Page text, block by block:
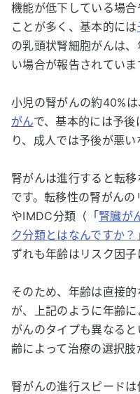
機能が低下している場
ことが多く、基本的には
の乳頭状腎細胞がんは
い場合が報告されていま
小児の腎がんの約40%
がんで、基本的には予
り、成人では予後が悪い
腎がんは進行すると転
です。転移性の腎がん
やIMDC分類（「 腎臓が
ク分類とはなんですか？
ずれも年齢はリスク因子
そのため、年齢は直接
が、上記のように年齢
がんのタイプも異なる
齢によって治療の選択肢
腎がんの進行スピード